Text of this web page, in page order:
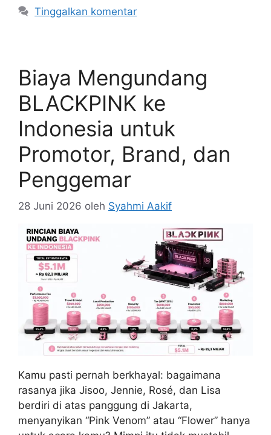
Tinggalkan komentar
Biaya Mengundang
BLACKPINK ke
Indonesia untuk
Promotor, Brand, dan
Penggemar
28 Juni 2026 oleh Syahmi Aakif
Kamu pasti pernah berkhayal: bagaimana
rasanya jika Jisoo, Jennie, Rosé, dan Lisa
berdiri di atas panggung di Jakarta,
menyanyikan “Pink Venom” atau “Flower” hanya